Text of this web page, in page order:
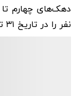
نفر را در تاریخ ۳۱ تیر ساعت ۲۴ دریافت می‌کنند.